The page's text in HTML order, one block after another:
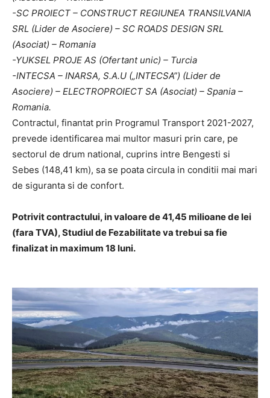
-SC PROIECT – CONSTRUCT REGIUNEA TRANSILVANIA
SRL (Lider de Asociere) – SC ROADS DESIGN SRL
(Asociat) – Romania
-YUKSEL PROJE AS (Ofertant unic) – Turcia
-INTECSA – INARSA, S.A.U („INTECSA”) (Lider de
Asociere) – ELECTROPROIECT SA (Asociat) – Spania –
Romania.
Contractul, finantat prin Programul Transport 2021-2027,
prevede identificarea mai multor masuri prin care, pe
sectorul de drum national, cuprins intre Bengesti si
Sebes (148,41 km), sa se poata circula in conditii mai mari
de siguranta si de confort.
Potrivit contractului, in valoare de 41,45 milioane de lei
(fara TVA), Studiul de Fezabilitate va trebui sa fie
finalizat in maximum 18 luni.